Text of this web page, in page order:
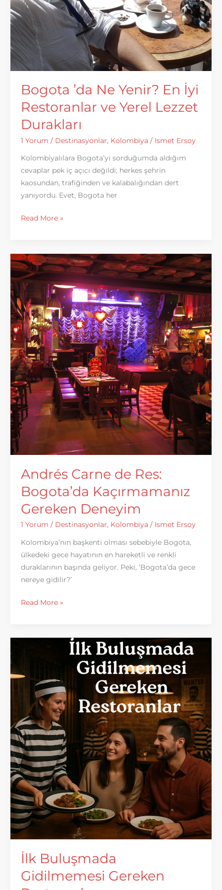
Bogota ’da Ne Yenir? En İyi
Restoranlar ve Yerel Lezzet
Durakları
1 Yorum / Destinasyonlar, Kolombiya / Ismet Ersoy
Kolombiyalılara Bogota’yı sorduğumda aldığım
cevaplar pek iç açıcı değildi; herkes şehrin
kaosundan, trafiğinden ve kalabalığından dert
yanıyordu. Evet, Bogota her
Bogota
Yenir?
En
İyi
Restoranlar
ve
Yerel
Lezzet
Durakları
Read More »
Andrés Carne de Res:
Bogota’da Kaçırmamanız
Gereken Deneyim
1 Yorum / Destinasyonlar, Kolombiya / Ismet Ersoy
Kolombiya’nın başkenti olması sebebiyle Bogota,
ülkedeki gece hayatının en hareketli ve renkli
duraklarının başında geliyor. Peki, ‘Bogota’da gece
nereye gidilir?’
Andrés
Res:
Gereken
Deneyim
Read More »
İlk Buluşmada
Gidilmemesi Gereken